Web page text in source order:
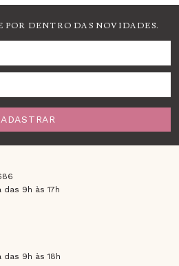
POR DENTRO DAS NOVIDADES.
das 9h às 17h
das 9h às 18h